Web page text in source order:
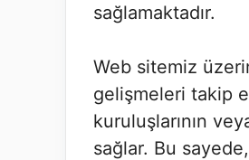
sağlamaktadır.
Web sitemiz
gelişmeleri takip
kuruluşlarının
sağlar. Bu